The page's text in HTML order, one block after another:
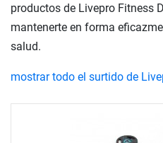
productos de Livepro Fitness
mantenerte en forma
salud.
mostrar todo el surtido de